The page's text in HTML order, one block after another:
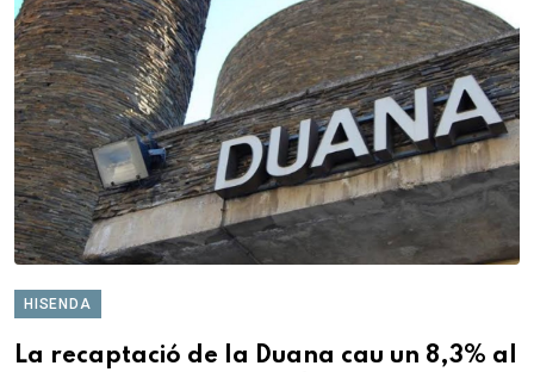
HISENDA
La recaptació de la Duana cau un 8,3% al